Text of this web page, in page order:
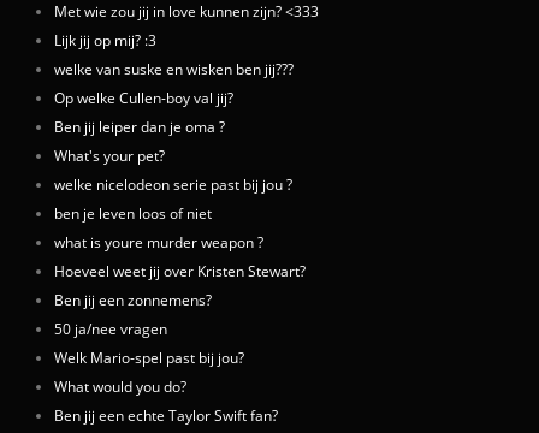
Met wie zou jij in love kunnen zijn? <333
Lijk jij op mij? :3
welke van suske en wisken ben jij???
Op welke Cullen-boy val jij?
Ben jij leiper dan je oma ?
What's your pet?
welke nicelodeon serie past bij jou ?
ben je leven loos of niet
what is youre murder weapon ?
Hoeveel weet jij over Kristen Stewart?
Ben jij een zonnemens?
50 ja/nee vragen
Welk Mario-spel past bij jou?
What would you do?
Ben jij een echte Taylor Swift fan?